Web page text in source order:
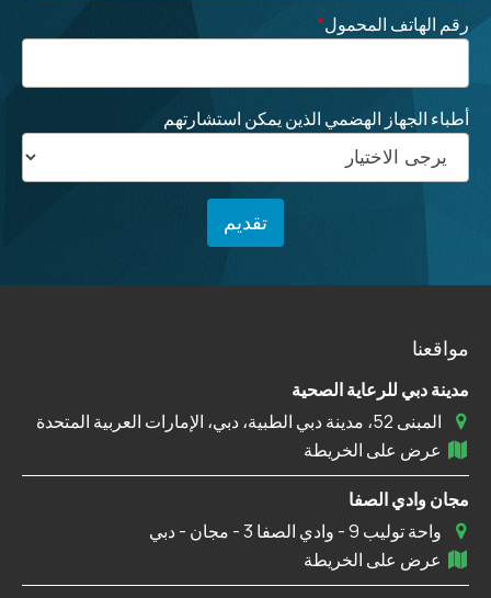
رقم الهاتف المحمول*
أطباء الجهاز الهضمي الذين يمكن استشارتهم
مواقعنا
مدينة دبي للرعاية الصحية
المبنى 52، مدينة دبي الطبية، دبي، الإمارات العربية المتحدة
عرض على الخريطة
مجان وادي الصفا
واحة توليب 9 - وادي الصفا 3 - مجان - دبي
عرض على الخريطة